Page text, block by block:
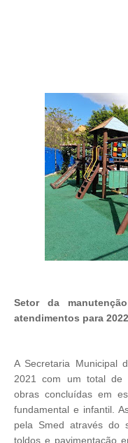
Setor da
atendimentos para 2022
A Secretaria Municipal
2021 com um total de
obras concluídas em
fundamental e infantil.
pela Smed através do
toldos e pavimentação